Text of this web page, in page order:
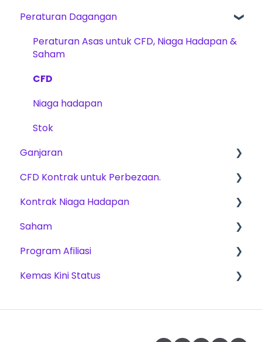
Cara Bermula
The Trading Pit – Mengenai Kami
Peraturan Dagangan
Peraturan Asas untuk CFD, Niaga Hadapan &
Saham
CFD
Niaga hadapan
Stok
Ganjaran
Yuran
Kaedah ganjaran
CFD Kontrak untuk Perbezaan.
Produk Dagangan
Cabaran Dagangan
Platforms
Kontrak Niaga Hadapan
Pelan Penskalaan
Cabaran Dagangan
Dagangan – Data Pasaran
Saham
Cabaran Dagangan
Program Afiliasi
Pembayaran Keuntungan
Kemas Kini Status